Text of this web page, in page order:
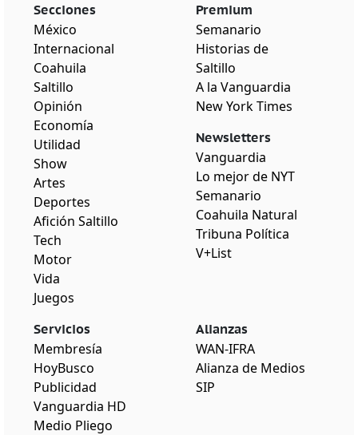
Secciones
México
Internacional
Coahuila
Saltillo
Opinión
Economía
Utilidad
Show
Artes
Deportes
Afición Saltillo
Tech
Motor
Vida
Juegos
Premium
Semanario
Historias de
Saltillo
A la Vanguardia
New York Times
Newsletters
Vanguardia
Lo mejor de NYT
Semanario
Coahuila Natural
Tribuna Política
V+List
Servicios
Membresía
HoyBusco
Publicidad
Vanguardia HD
Medio Pliego
Alianzas
WAN-IFRA
Alianza de Medios
SIP